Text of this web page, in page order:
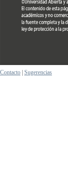
Contacto Sugerencias